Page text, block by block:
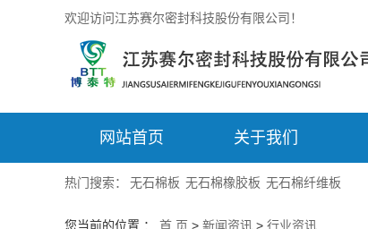
欢迎访问江苏赛尔密封科技股份有限公司！
网站首页 关于我们
热门搜索： 无石棉板 无石棉橡胶板 无石棉纤维板
您当前的位置 ： 首 页 > 新闻资讯 > 行业资讯